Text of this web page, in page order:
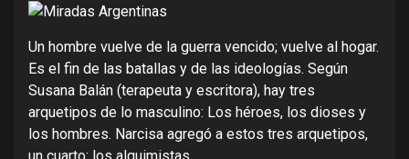
Un hombre vuelve de la guerra vencido; vuelve al hogar.
Es el fin de las batallas y de las ideologías. Según
Susana Balán (terapeuta y escritora), hay tres
arquetipos de lo masculino: Los héroes, los dioses y
los hombres. Narcisa agregó a estos tres arquetipos,